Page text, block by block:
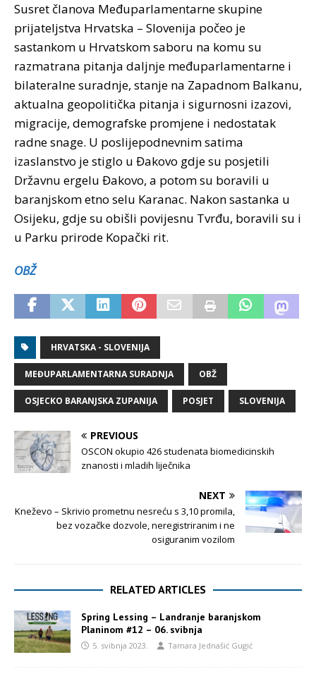
Susret članova Međuparlamentarne skupine
prijateljstva Hrvatska – Slovenija počeo je
sastankom u Hrvatskom saboru na komu su
razmatrana pitanja daljnje međuparlamentarne i
bilateralne suradnje, stanje na Zapadnom Balkanu,
aktualna geopolitička pitanja i sigurnosni izazovi,
migracije, demografske promjene i nedostatak
radne snage. U poslijepodnevnim satima
izaslanstvo je stiglo u Đakovo gdje su posjetili
Državnu ergelu Đakovo, a potom su boravili u
baranjskom etno selu Karanac. Nakon sastanka u
Osijeku, gdje su obišli povijesnu Tvrđu, boravili su i
u Parku prirode Kopački rit.
OBŽ
HRVATSKA - SLOVENIJA
MEĐUPARLAMENTARNA SURADNJA OBŽ
OSJECKO BARANJSKA ZUPANIJA POSJET SLOVENIJA
PREVIOUS
OSCON okupio 426 studenata biomedicinskih
znanosti i mladih liječnika
NEXT
Kneževo – Skrivio prometnu nesreću s 3,10 promila,
bez vozačke dozvole, neregistriranim i ne
osiguranim vozilom
RELATED ARTICLES
Spring Lessing – Landranje baranjskom
Planinom #12 – 06. svibnja
5. svibnja 2023. Tamara Jednašić Gugić